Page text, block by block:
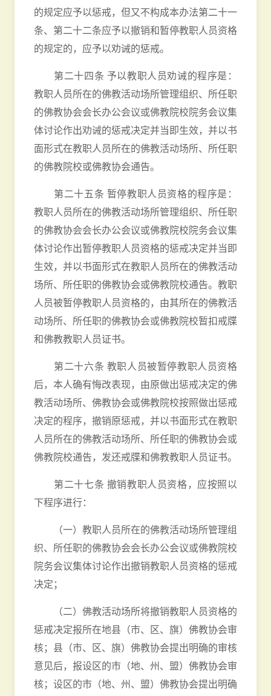
的规定应予以惩戒，但又不构成本办法第二十一
条、第二十二条应予以撤销和暂停教职人员资格
的规定的，应予以劝诫的惩戒。
第二十四条 予以教职人员劝诫的程序是：
教职人员所在的佛教活动场所管理组织、所任职
的佛教协会会长办公会议或佛教院校院务会议集
体讨论作出劝诫的惩戒决定并当即生效，并以书
面形式在教职人员所在的佛教活动场所、所任职
的佛教院校或佛教协会通告。
第二十五条 暂停教职人员资格的程序是：
教职人员所在的佛教活动场所管理组织、所任职
的佛教协会会长办公会议或佛教院校院务会议集
体讨论作出暂停教职人员资格的惩戒决定并当即
生效，并以书面形式在教职人员所在的佛教活动
场所、所任职的佛教协会或佛教院校通告。教职
人员被暂停教职人员资格的，由其所在的佛教活
动场所、所任职的佛教协会或佛教院校暂扣戒牒
和佛教教职人员证书。
第二十六条 教职人员被暂停教职人员资格
后，本人确有悔改表现，由原做出惩戒决定的佛
教活动场所、佛教协会或佛教院校按照做出惩戒
决定的程序，撤销原惩戒，并以书面形式在教职
人员所在的佛教活动场所、所任职的佛教协会或
佛教院校通告，发还戒牒和佛教教职人员证书。
第二十七条 撤销教职人员资格，应按照以
下程序进行：
（一）教职人员所在的佛教活动场所管理组
织、所任职的佛教协会会长办公会议或佛教院校
院务会议集体讨论作出撤销教职人员资格的惩戒
决定；
（二）佛教活动场所将撤销教职人员资格的
惩戒决定报所在地县（市、区、旗）佛教协会审
核；县（市、区、旗）佛教协会提出明确的审核
意见后，报设区的市（地、州、盟）佛教协会审
核；设区的市（地、州、盟）佛教协会提出明确